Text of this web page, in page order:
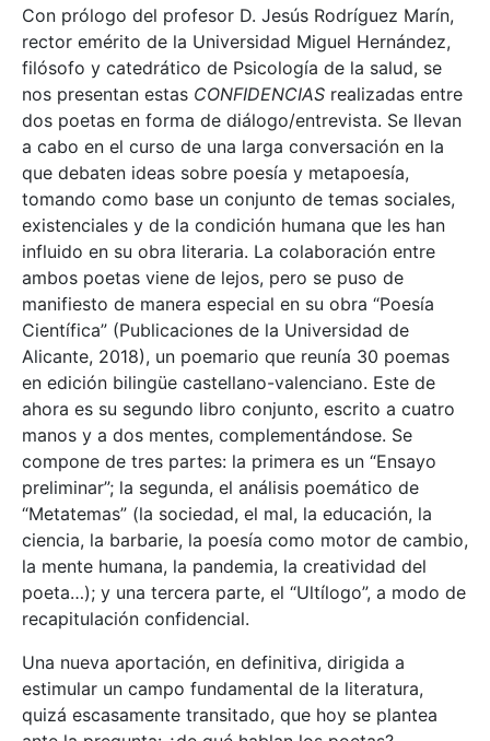
Con prólogo del profesor D. Jesús Rodríguez Marín,
rector emérito de la Universidad Miguel Hernández,
filósofo y catedrático de Psicología de la salud, se
nos presentan estas CONFIDENCIAS realizadas entre
dos poetas en forma de diálogo/entrevista. Se llevan
a cabo en el curso de una larga conversación en la
que debaten ideas sobre poesía y metapoesía,
tomando como base un conjunto de temas sociales,
existenciales y de la condición humana que les han
influido en su obra literaria. La colaboración entre
ambos poetas viene de lejos, pero se puso de
manifiesto de manera especial en su obra “Poesía
Científica” (Publicaciones de la Universidad de
Alicante, 2018), un poemario que reunía 30 poemas
en edición bilingüe castellano-valenciano. Este de
ahora es su segundo libro conjunto, escrito a cuatro
manos y a dos mentes, complementándose. Se
compone de tres partes: la primera es un “Ensayo
preliminar”; la segunda, el análisis poemático de
“Metatemas” (la sociedad, el mal, la educación, la
ciencia, la barbarie, la poesía como motor de cambio,
la mente humana, la pandemia, la creatividad del
poeta…); y una tercera parte, el “Ultílogo”, a modo de
recapitulación confidencial.
Una nueva aportación, en definitiva, dirigida a
estimular un campo fundamental de la literatura,
quizá escasamente transitado, que hoy se plantea